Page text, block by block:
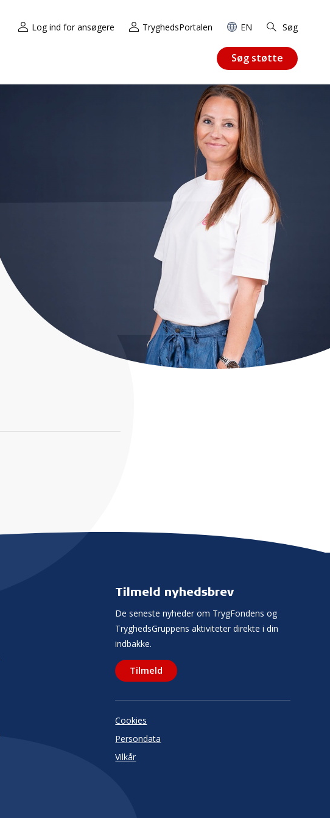
Log ind for ansøgere TryghedsPortalen EN Søg
Søg støtte
Tilmeld nyhedsbrev
De seneste nyheder om TrygFondens og
TryghedsGruppens aktiviteter direkte i din
indbakke.
Tilmeld
Cookies
Persondata
Vilkår